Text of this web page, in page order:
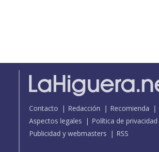
Contacto Redacción Recomienda
Aspectos legales
Política de privacidad
Publicidad y webmasters
RSS